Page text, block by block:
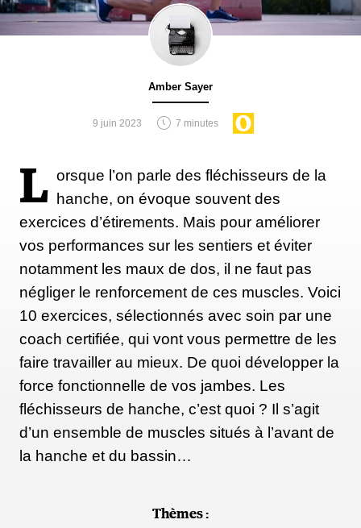
Amber Sayer
9 juin 2023 7 minutes
L orsque l’on parle des fléchisseurs de la
hanche, on évoque souvent des
exercices d’étirements. Mais pour améliorer
vos performances sur les sentiers et éviter
notamment les maux de dos, il ne faut pas
négliger le renforcement de ces muscles. Voici
10 exercices, sélectionnés avec soin par une
coach certifiée, qui vont vous permettre de les
faire travailler au mieux. De quoi développer la
force fonctionnelle de vos jambes. Les
fléchisseurs de hanche, c’est quoi ? Il s’agit
d’un ensemble de muscles situés à l’avant de
la hanche et du bassin…
Thèmes :